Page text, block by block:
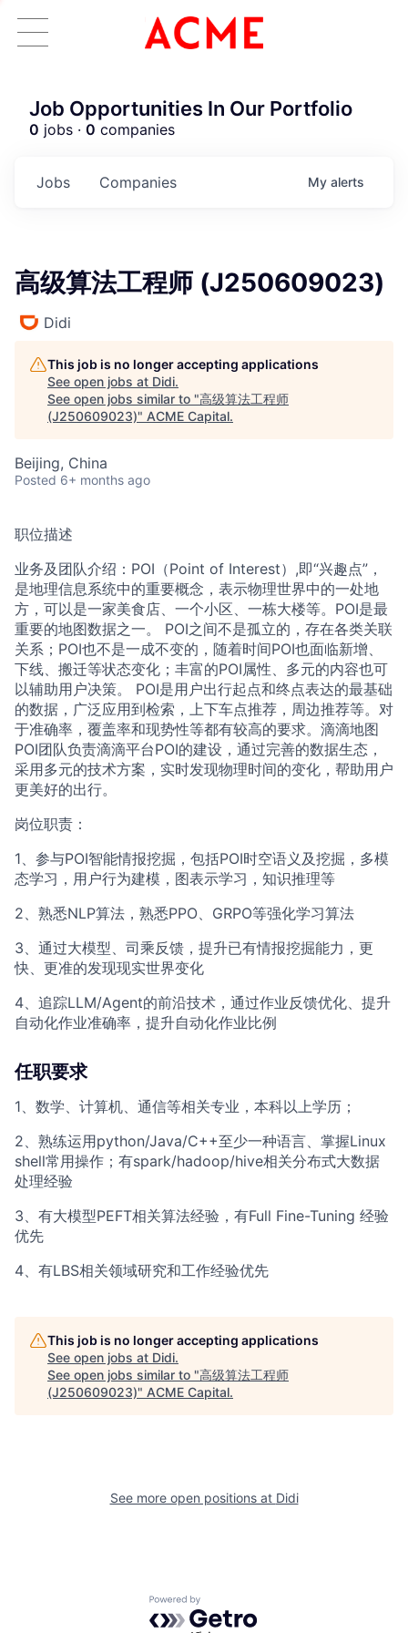
ACME Homepage
Job Opportunities In Our Portfolio
0 jobs · 0 companies
Jobs Companies My alerts
高级算法工程师 (J250609023)
Didi
This job is no longer accepting applications
See open jobs at Didi.
See open jobs similar to "高级算法工程师
(J250609023)" ACME Capital.
Beijing, China
Posted 6+ months ago
职位描述
业务及团队介绍：POI（Point of Interest）,即“兴趣点”，
是地理信息系统中的重要概念，表示物理世界中的一处地
方，可以是一家美食店、一个小区、一栋大楼等。POI是最
重要的地图数据之一。 POI之间不是孤立的，存在各类关联
关系；POI也不是一成不变的，随着时间POI也面临新增、
下线、搬迁等状态变化；丰富的POI属性、多元的内容也可
以辅助用户决策。 POI是用户出行起点和终点表达的最基础
的数据，广泛应用到检索，上下车点推荐，周边推荐等。对
于准确率，覆盖率和现势性等都有较高的要求。滴滴地图
POI团队负责滴滴平台POI的建设，通过完善的数据生态，
采用多元的技术方案，实时发现物理时间的变化，帮助用户
更美好的出行。
岗位职责：
1、参与POI智能情报挖掘，包括POI时空语义及挖掘，多模
态学习，用户行为建模，图表示学习，知识推理等
2、熟悉NLP算法，熟悉PPO、GRPO等强化学习算法
3、通过大模型、司乘反馈，提升已有情报挖掘能力，更
快、更准的发现现实世界变化
4、追踪LLM/Agent的前沿技术，通过作业反馈优化、提升
自动化作业准确率，提升自动化作业比例
任职要求
1、数学、计算机、通信等相关专业，本科以上学历；
2、熟练运用python/Java/C++至少一种语言、掌握Linux
shell常用操作；有spark/hadoop/hive相关分布式大数据
处理经验
3、有大模型PEFT相关算法经验，有Full Fine-Tuning 经验
优先
4、有LBS相关领域研究和工作经验优先
This job is no longer accepting applications
See open jobs at Didi.
See open jobs similar to "高级算法工程师
(J250609023)" ACME Capital.
See more open positions at Didi
Powered by Getro.com